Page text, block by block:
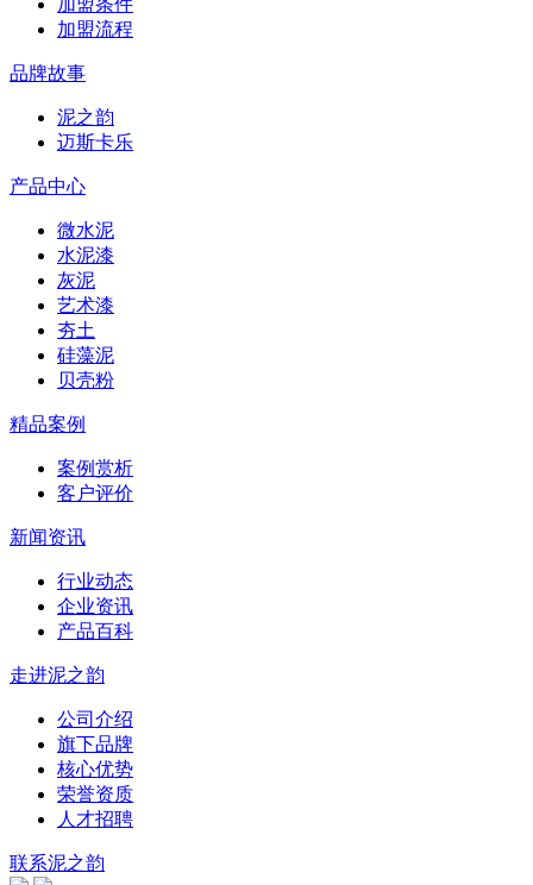
加盟条件
加盟流程
品牌故事
泥之韵
迈斯卡乐
产品中心
微水泥
水泥漆
灰泥
艺术漆
夯土
硅藻泥
贝壳粉
精品案例
案例赏析
客户评价
新闻资讯
行业动态
企业资讯
产品百科
走进泥之韵
公司介绍
旗下品牌
核心优势
荣誉资质
人才招聘
联系泥之韵